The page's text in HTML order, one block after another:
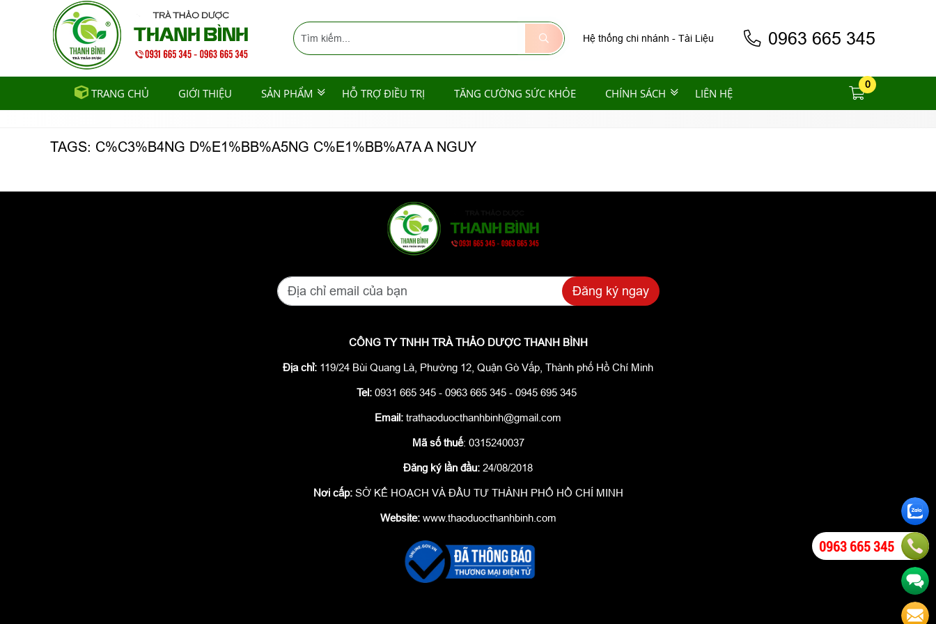
Hệ thống chi nhánh - Tài Liệu 0963 665 345
TRANG CHỦ GIỚI THIỆU SẢN PHẨM HỖ TRỢ ĐIỀU TRỊ TĂNG CƯỜNG SỨC KHỎE CHÍNH SÁCH LIÊN HỆ
0
TAGS: C%C3%B4NG D%E1%BB%A5NG C%E1%BB%A7A A NGUY
Đăng ký ngay
CÔNG TY TNHH TRÀ THẢO DƯỢC THANH BÌNH
Địa chỉ: 119/24 Bùi Quang Là, Phường 12, Quận Gò Vấp, Thành phố Hồ Chí Minh
Tel: 0931 665 345 - 0963 665 345 - 0945 695 345
Email: trathaoduocthanhbinh@gmail.com
Mã số thuế: 0315240037
Đăng ký lần đầu: 24/08/2018
Nơi cấp:SỞ KẾ HOẠCH VÀ ĐẦU TƯ THÀNH PHỐ HỒ CHÍ MINH
Website:www.thaoduocthanhbinh.com
0963 665 345